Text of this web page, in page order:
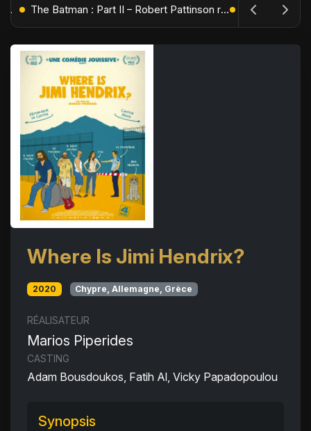
L'Âge de Glace : Le Réveil du Volcan – Manny, Sid et Diego de retour pour une aventure explosive The Batman : Part II – Robert Pattinson replonge dans les ténèbres de Gotham dès octobre 2027
Where Is Jimi Hendrix?
2020 Chypre, Allemagne, Grèce
RÉALISATEUR
Marios Piperides
CASTING
Adam Bousdoukos, Fatih Al, Vicky Papadopoulou
Synopsis